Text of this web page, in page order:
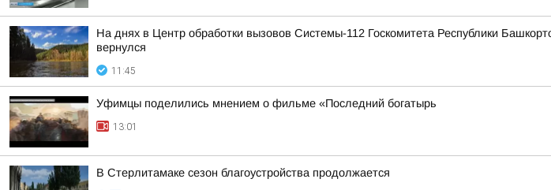
На днях в Центр обработки вызовов Системы-112 Госкомитета Республики
вернулся
11:45
Уфимцы поделились мнением о фильме «Последний богатырь
13:01
В Стерлитамаке сезон благоустройства продолжается